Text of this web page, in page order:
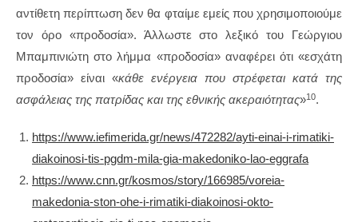
αντίθετη περίπτωση δεν θα φταίμε εμείς που χρησιμοποιούμε
τον όρο «προδοσία». Άλλωστε στο λεξικό του Γεώργιου
Μπαμπινιώτη στο λήμμα «προδοσία» αναφέρει ότι «εσχάτη
προδοσία» είναι «κάθε ενέργεια που στρέφεται κατά της
ασφάλειας της πατρίδας και της εθνικής ακεραιότητας»10.
https://www.iefimerida.gr/news/472282/ayti-einai-i-rimatiki-
diakoinosi-tis-pgdm-mila-gia-makedoniko-lao-eggrafa
https://www.cnn.gr/kosmos/story/166985/voreia-
makedonia-ston-ohe-i-rimatiki-diakoinosi-okto-